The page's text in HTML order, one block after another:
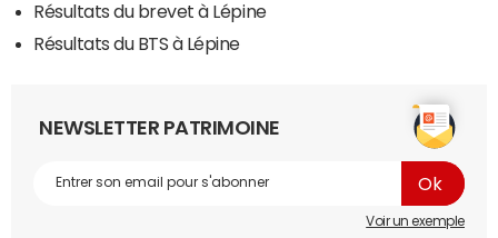
Résultats du brevet à Lépine
Résultats du BTS à Lépine
NEWSLETTER PATRIMOINE
Voir un exemple